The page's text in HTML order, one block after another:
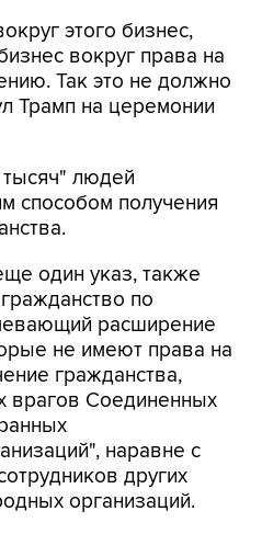
этого бизнес,
вокруг права на
Так это не должно
Трамп на церемонии
людей
способом получения
один указ, также
по
расширение
не имеют права на
гражданства,
врагов Соединенных
наравне с
других
организаций.